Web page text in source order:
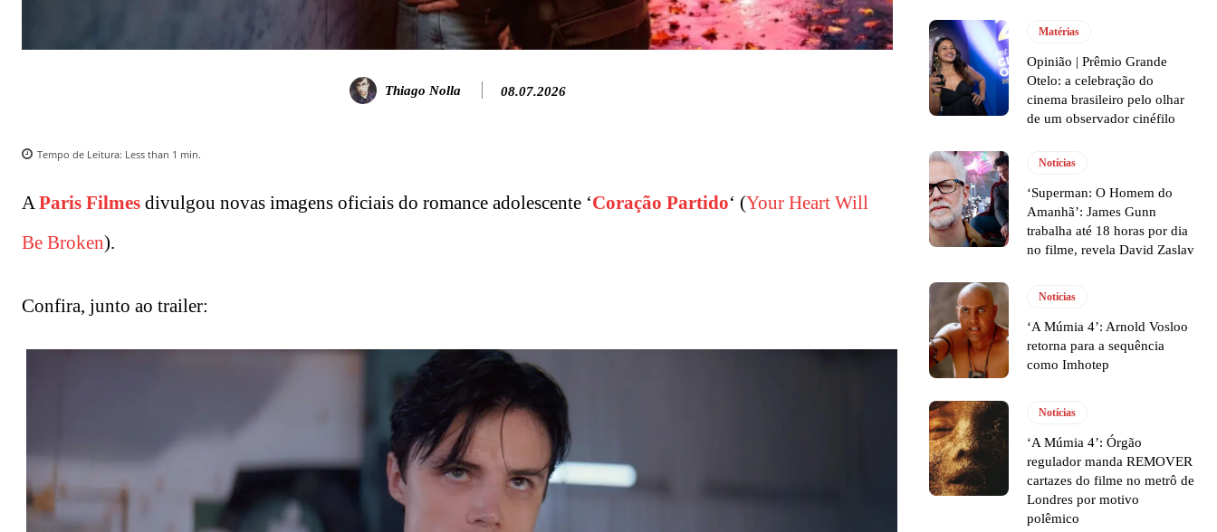
Thiago Nolla 08.07.2026
Tempo de Leitura: Less than 1 min.
AParis Filmes divulgou novas imagens oficiais do romance adolescente ‘Coração Partido‘ (Your Heart Will
Be Broken).
Confira, junto ao trailer:
Matérias
Opinião | Prêmio Grande
Otelo: a celebração do
cinema brasileiro pelo olhar
de um observador cinéfilo
Notícias
‘Superman: O Homem do
Amanhã’: James Gunn
trabalha até 18 horas por dia
no filme, revela David Zaslav
Notícias
‘A Múmia 4’: Arnold Vosloo
retorna para a sequência
como Imhotep
Notícias
‘A Múmia 4’: Órgão
regulador manda REMOVER
cartazes do filme no metrô de
Londres por motivo
polêmico